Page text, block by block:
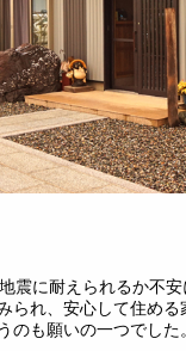
震に耐えられるか不安
られ、安心して住める
のも願いの一つでした。